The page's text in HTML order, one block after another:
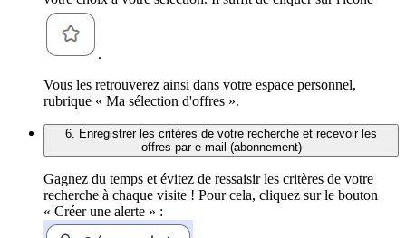
.
Vous les retrouverez ainsi dans votre espace personnel,
rubrique « Ma sélection d'offres ».
6. Enregistrer les critères de votre recherche et recevoir les
offres par e-mail (abonnement)
Gagnez du temps et évitez de ressaisir les critères de votre
recherche à chaque visite ! Pour cela, cliquez sur le bouton
« Créer une alerte » :